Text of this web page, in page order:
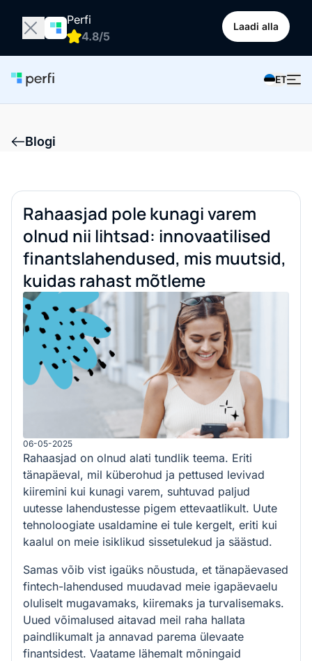
Perfi
4.8/5
Laadi alla
ET
Blogi
Rahaasjad pole kunagi varem
olnud nii lihtsad: innovaatilised
finantslahendused, mis muutsid,
kuidas rahast mõtleme
06-05-2025
Rahaasjad on olnud alati tundlik teema. Eriti
tänapäeval, mil küberohud ja pettused levivad
kiiremini kui kunagi varem, suhtuvad paljud
uutesse lahendustesse pigem ettevaatlikult. Uute
tehnoloogiate usaldamine ei tule kergelt, eriti kui
kaalul on meie isiklikud sissetulekud ja säästud.
Samas võib vist igaüks nõustuda, et tänapäevased
fintech-lahendused muudavad meie igapäevaelu
oluliselt mugavamaks, kiiremaks ja turvalisemaks.
Uued võimalused aitavad meil raha hallata
paindlikumalt ja annavad parema ülevaate
finantsidest. Vaatame lähemalt mõningaid